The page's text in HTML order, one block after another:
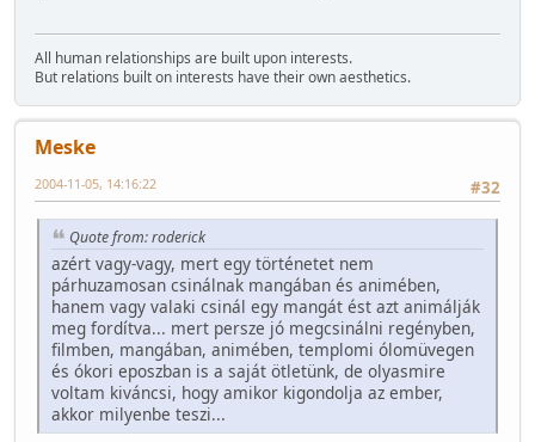
All human relationships are built upon interests.
But relations built on interests have their own aesthetics.
Meske
#32
2004-11-05, 14:16:22
Quote from: roderick
azért vagy-vagy, mert egy történetet nem
párhuzamosan csinálnak mangában és animében,
hanem vagy valaki csinál egy mangát ést azt animálják
meg fordítva... mert persze jó megcsinálni regényben,
filmben, mangában, animében, templomi ólomüvegen
és ókori eposzban is a saját ötletünk, de olyasmire
voltam kiváncsi, hogy amikor kigondolja az ember,
akkor milyenbe teszi...